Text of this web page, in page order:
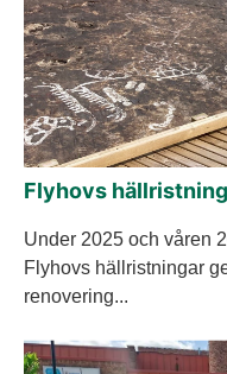
Flyhovs
Under 2025 och våren
Flyhovs hällristningar
renovering...